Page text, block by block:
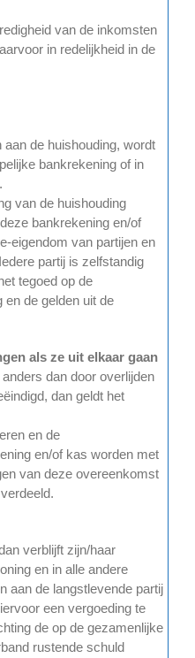
van de inkomsten
in redelijkheid in de
de huishouding, wordt
bankrekening of in
van de huishouding
bankrekening en/of
eigendom van partijen en
partij is zelfstandig
tegoed op de
de gelden uit de
als ze uit elkaar gaan
dan door overlijden
dan geldt het
en de
en/of kas worden met
van deze overeenkomst
verblijft zijn/haar
en in alle andere
aan de langstlevende partij
een vergoeding te
de op de gezamenlijke
rustende schuld